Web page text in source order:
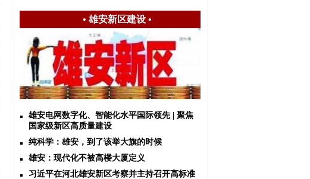
• 雄安新区建设•
雄安电网数字化、智能化水平国际领先 | 聚焦
国家级新区高质量建设
纯科学：雄安，到了该举大旗的时候
雄安：现代化不被高楼大厦定义
习近平在河北雄安新区考察并主持召开高标准